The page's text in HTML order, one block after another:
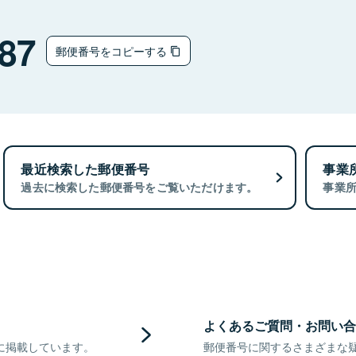
郵便番号をコピーする
最近検索した郵便番号
過去に検索した郵便番号をご覧いただけます。
事業
事業
載しています。
よくあるご質問・お問い
郵便番号に関するさまざまな